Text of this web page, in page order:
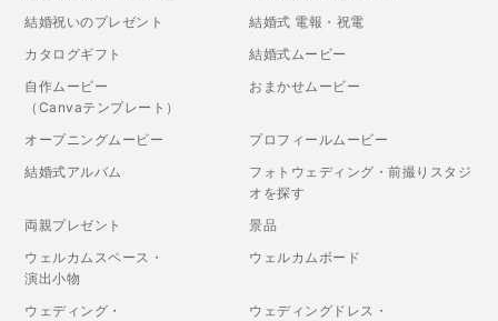
結婚祝いのプレゼント
結婚式 電報・祝電
カタログギフト
結婚式ムービー
自作ムービー
（Canvaテンプレート）
おまかせムービー
オープニングムービー
プロフィールムービー
結婚式アルバム
フォトウェディング・前撮りスタジ
オを探す
両親プレゼント
景品
ウェルカムスペース・
演出小物
ウェルカムボード
ウェディング・
ウェディングドレス・